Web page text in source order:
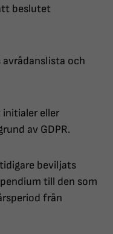
beslutet
och
eller
av GDPR.
beviljats
till den som
från